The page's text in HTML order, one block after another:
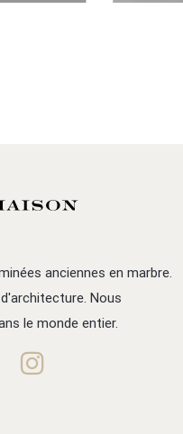
anciennes en marbre.
Nous
le monde entier.